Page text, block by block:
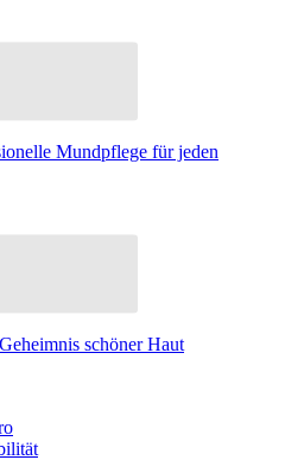
Mundpflege für jeden
schöner Haut